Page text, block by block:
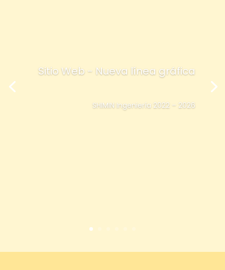
Sitio Web - Nueva línea gráfica
SHIMIN Ingeniería 2022 – 2026